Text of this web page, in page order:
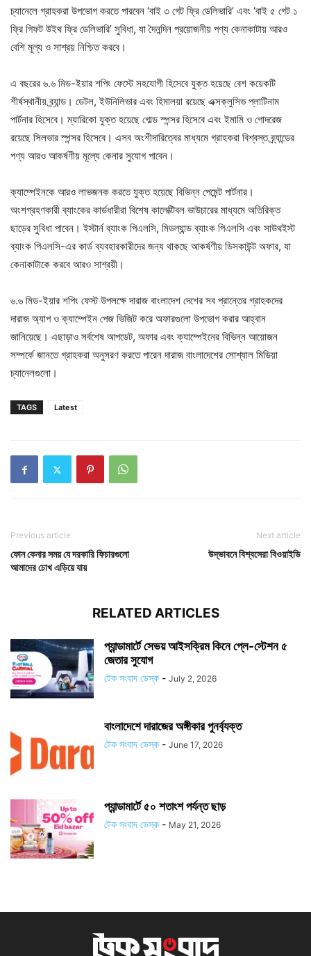
চ্যানেলে গ্রাহকরা উপভোগ করতে পারবেন ‘বাই ৩ গেট ফ্রি ডেলিভারি’ এবং ‘বাই ৫ গেট ১
ফ্রি গিফট উইথ ফ্রি ডেলিভারি’ সুবিধা, যা দৈনন্দিন প্রয়োজনীয় পণ্য কেনাকাটায় আরও
বেশি মূল্য ও সাশ্রয় নিশ্চিত করবে।
এ বছরের ৬.৬ মিড-ইয়ার শপিং ফেস্টে সহযোগী হিসেবে যুক্ত হয়েছে বেশ কয়েকটি
শীর্ষস্থানীয় ব্র্যান্ড। ডেটল, ইউনিলিভার এবং হিমালয়া রয়েছে এক্সক্লুসিভ প্লাটিনাম
পার্টনার হিসেবে। ম্যারিকো যুক্ত হয়েছে গোল্ড স্পন্সর হিসেবে এবং ইমামি ও গোদরেজ
রয়েছে সিলভার স্পন্সর হিসেবে। এসব অংশীদারিত্বের মাধ্যমে গ্রাহকরা বিশ্বস্ত ব্র্যান্ডের
পণ্য আরও আকর্ষণীয় মূল্যে কেনার সুযোগ পাবেন।
ক্যাম্পেইনকে আরও লাভজনক করতে যুক্ত হয়েছে বিভিন্ন পেমেন্ট পার্টনার।
অংশগ্রহণকারী ব্যাংকের কার্ডধারীরা বিশেষ কালেক্টিবল ভাউচারের মাধ্যমে অতিরিক্ত
ছাড়ের সুবিধা পাবেন। ইস্টার্ন ব্যাংক পিএলসি, মিডল্যান্ড ব্যাংক পিএলসি এবং সাউথইস্ট
ব্যাংক পিএলসি-এর কার্ড ব্যবহারকারীদের জন্য থাকছে আকর্ষণীয় ডিসকাউন্ট অফার, যা
কেনাকাটাকে করবে আরও সাশ্রয়ী।
৬.৬ মিড-ইয়ার শপিং ফেস্ট উপলক্ষে দারাজ বাংলাদেশ দেশের সব প্রান্তের গ্রাহকদের
দারাজ অ্যাপ ও ক্যাম্পেইন পেজ ভিজিট করে অফারগুলো উপভোগ করার আহ্বান
জানিয়েছে। এছাড়াও সর্বশেষ আপডেট, অফার এবং ক্যাম্পেইনের বিভিন্ন আয়োজন
সম্পর্কে জানতে গ্রাহকরা অনুসরণ করতে পারেন দারাজ বাংলাদেশের সোশ্যাল মিডিয়া
চ্যানেলগুলো।
TAGS Latest
Previous article
ফোন কেনার সময় যে দরকারি ফিচারগুলো
আমাদের চোখ এড়িয়ে যায়
Next article
উদ্ভাবনে বিশ্বসেরা বিওয়াইডি
RELATED ARTICLES
প্যান্ডামার্টে সেভয় আইসক্রিম কিনে প্লে-স্টেশন ৫
জেতার সুযোগ
টেক সংবাদ ডেস্ক - July 2, 2026
বাংলাদেশে দারাজের অঙ্গীকার পুনর্ব্যক্ত
টেক সংবাদ ডেস্ক - June 17, 2026
প্যান্ডামার্টে ৫০ শতাংশ পর্যন্ত ছাড়
টেক সংবাদ ডেস্ক - May 21, 2026